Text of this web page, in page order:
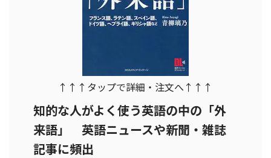
↑↑↑タップで詳細・注文へ↑↑↑
知的な人がよく使う英語の中の「外
来語」 英語ニュースや新聞・雑誌
記事に頻出